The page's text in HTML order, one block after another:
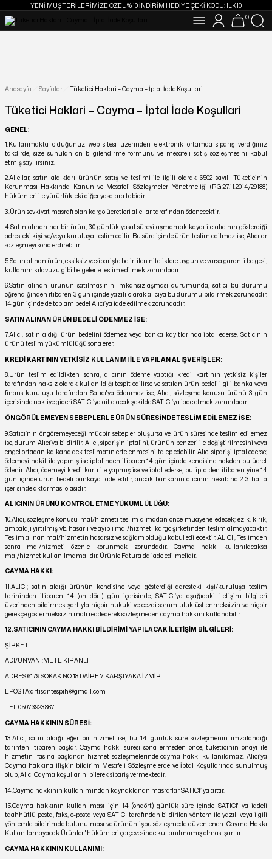
YENİ MÜŞTERİLERİMİZE ÖZEL %10 İNDİRİM HEDİYE ÇEKİ KODU: ILK10
16:00 A KADAR VERİLEN SİPARİŞLER AYNI GÜN KARGODA
1750 TL VE ÜZERİ ALIŞVERİŞLERİNİZDE KARGO ÜCRETSİZ
0
Anasayfa Sayfalar Tüketici Haklari – Cayma – İptal İade Koşullari
Tüketici Haklari – Cayma – İptal İade Koşullari
GENEL:
1.Kullanmakta olduğunuz web sitesi üzerinden elektronik ortamda sipariş verdiğiniz
takdirde, size sunulan ön bilgilendirme formunu ve mesafeli satış sözleşmesini kabul
etmiş sayılırsınız.
2.Alıcılar, satın aldıkları ürünün satış ve teslimi ile ilgili olarak 6502 sayılı Tüketicinin
Korunması Hakkında Kanun ve Mesafeli Sözleşmeler Yönetmeliği (RG:27.11.2014/29188)
hükümleri ile yürürlükteki diğer yasalara tabidir.
3.Ürün sevkiyat masrafı olan kargo ücretleri alıcılar tarafından ödenecektir.
4.Satın alınan her bir ürün, 30 günlük yasal süreyi aşmamak kaydı ile alıcının gösterdiği
adresteki kişi ve/veya kuruluşa teslim edilir. Bu süre içinde ürün teslim edilmez ise, Alıcılar
sözleşmeyi sona erdirebilir.
5.Satın alınan ürün, eksiksiz ve siparişte belirtilen niteliklere uygun ve varsa garanti belgesi,
kullanım kılavuzu gibi belgelerle teslim edilmek zorundadır.
6.Satın alınan ürünün satılmasının imkansızlaşması durumunda, satıcı bu durumu
öğrendiğinden itibaren 3 gün içinde yazılı olarak alıcıya bu durumu bildirmek zorundadır.
14 gün içinde de toplam bedel Alıcı’ya iade edilmek zorundadır.
SATIN ALINAN ÜRÜN BEDELİ ÖDENMEZ İSE:
7.Alıcı, satın aldığı ürün bedelini ödemez veya banka kayıtlarında iptal ederse, Satıcının
ürünü teslim yükümlülüğü sona erer.
KREDİ KARTININ YETKİSİZ KULLANIMI İLE YAPILAN ALIŞVERİŞLER:
8.Ürün teslim edildikten sonra, alıcının ödeme yaptığı kredi kartının yetkisiz kişiler
tarafından haksız olarak kullanıldığı tespit edilirse ve satılan ürün bedeli ilgili banka veya
finans kuruluşu tarafından Satıcı'ya ödenmez ise, Alıcı, sözleşme konusu ürünü 3 gün
içerisinde nakliye gideri SATICI’ya ait olacak şekilde SATICI’ya iade etmek zorundadır.
ÖNGÖRÜLEMEYEN SEBEPLERLE ÜRÜN SÜRESİNDE TESLİM EDİLEMEZ İSE:
9.Satıcı’nın öngöremeyeceği mücbir sebepler oluşursa ve ürün süresinde teslim edilemez
ise, durum Alıcı’ya bildirilir. Alıcı, siparişin iptalini, ürünün benzeri ile değiştirilmesini veya
engel ortadan kalkana dek teslimatın ertelenmesini talep edebilir. Alıcı siparişi iptal ederse;
ödemeyi nakit ile yapmış ise iptalinden itibaren 14 gün içinde kendisine nakden bu ücret
ödenir. Alıcı, ödemeyi kredi kartı ile yapmış ise ve iptal ederse, bu iptalden itibaren yine 14
gün içinde ürün bedeli bankaya iade edilir, ancak bankanın alıcının hesabına 2-3 hafta
içerisinde aktarması olasıdır.
ALICININ ÜRÜNÜ KONTROL ETME YÜKÜMLÜLÜĞÜ:
10.Alıcı, sözleşme konusu mal/hizmeti teslim almadan önce muayene edecek; ezik, kırık,
ambalajı yırtılmış vb. hasarlı ve ayıplı mal/hizmeti kargo şirketinden teslim almayacaktır.
Teslim alınan mal/hizmetin hasarsız ve sağlam olduğu kabul edilecektir. ALICI , Teslimden
sonra mal/hizmeti özenle korunmak zorundadır. Cayma hakkı kullanılacaksa
mal/hizmet kullanılmamalıdır. Ürünle Fatura da iade edilmelidir.
CAYMA HAKKI:
11.ALICI; satın aldığı ürünün kendisine veya gösterdiği adresteki kişi/kuruluşa teslim
tarihinden itibaren 14 (on dört) gün içerisinde, SATICI’ya aşağıdaki iletişim bilgileri
üzerinden bildirmek şartıyla hiçbir hukuki ve cezai sorumluluk üstlenmeksizin ve hiçbir
gerekçe göstermeksizin malı reddederek sözleşmeden cayma hakkını kullanabilir.
12.SATICININ CAYMA HAKKI BİLDİRİMİ YAPILACAK İLETİŞİM BİLGİLERİ:
ŞİRKET
ADI/UNVANI:METE KIRANLI
ADRES:6179 SOKAK NO:18 DAİRE:7 KARŞIYAKA İZMİR
EPOSTA:artisantespih@gmail.com
TEL:05073923867
CAYMA HAKKININ SÜRESİ:
13.Alıcı, satın aldığı eğer bir hizmet ise, bu 14 günlük süre sözleşmenin imzalandığı
tarihten itibaren başlar. Cayma hakkı süresi sona ermeden önce, tüketicinin onayı ile
hizmetin ifasına başlanan hizmet sözleşmelerinde cayma hakkı kullanılamaz. Alıcı’ya
Cayma hakkına ilişkin bildirim Mesafeli Sözleşmelerde ve İptal Koşullarında sunulmuş
olup, Alıcı Cayma koşullarını bilerek sipariş vermektedir.
14.Cayma hakkının kullanımından kaynaklanan masraflar SATICI’ ya aittir.
15.Cayma hakkının kullanılması için 14 (ondört) günlük süre içinde SATICI' ya iadeli
taahhütlü posta, faks, e-posta veya SATICI tarafından bildirilen yöntem ile yazılı veya ilgili
yöntemle bildirimde bulunulması ve ürünün işbu sözleşmede düzenlenen "Cayma Hakkı
Kullanılamayacak Ürünler" hükümleri çerçevesinde kullanılmamış olması şarttır.
CAYMA HAKKININ KULLANIMI: